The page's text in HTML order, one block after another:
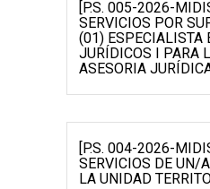
[P.S. 005-2026-
SERVICIOS POR
(01) ESPECIALISTA
JURÍDICOS I PARA
ASESORIA
[P.S. 004-2026-
SERVICIOS DE UN/
LA UNIDAD